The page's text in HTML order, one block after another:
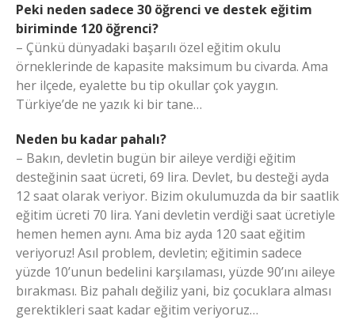
Peki neden sadece 30 öğrenci ve destek eğitim
biriminde 120 öğrenci?
– Çünkü dünyadaki başarılı özel eğitim okulu
örneklerinde de kapasite maksimum bu civarda. Ama
her ilçede, eyalette bu tip okullar çok yaygın.
Türkiye’de ne yazık ki bir tane…
Neden bu kadar pahalı?
– Bakın, devletin bugün bir aileye verdiği eğitim
desteğinin saat ücreti, 69 lira. Devlet, bu desteği ayda
12 saat olarak veriyor. Bizim okulumuzda da bir saatlik
eğitim ücreti 70 lira. Yani devletin verdiği saat ücretiyle
hemen hemen aynı. Ama biz ayda 120 saat eğitim
veriyoruz! Asıl problem, devletin; eğitimin sadece
yüzde 10’unun bedelini karşılaması, yüzde 90’ını aileye
bırakması. Biz pahalı değiliz yani, biz çocuklara alması
gerektikleri saat kadar eğitim veriyoruz…